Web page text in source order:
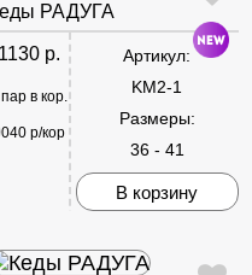
РАДУГА
1130 р.
в кор.
р/кор
Артикул:
KM2-1
Размеры:
36 - 41
В корзину